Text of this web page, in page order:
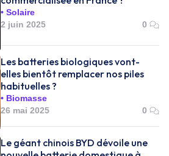
Solaire
2 juin 2025
0
Les batteries biologiques vont-
elles bientôt remplacer nos piles
habituelles ?
Biomasse
26 mai 2025
0
Le géant chinois BYD dévoile une